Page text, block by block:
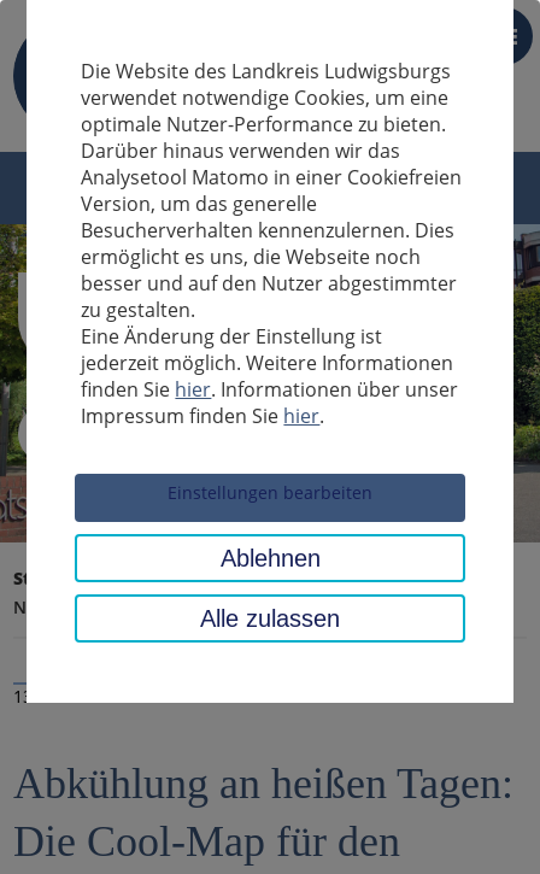
DE
Sucheingabe
Startseite Landratsamt, Landkreis
Aktuelles
Nachrichten
13.08.2025
Abkühlung an heißen Tagen:
Die Cool-Map für den
Die Website des Landkreis Ludwigsburgs
verwendet notwendige Cookies, um eine
optimale Nutzer-Performance zu bieten.
Darüber hinaus verwenden wir das
Analysetool Matomo in einer Cookiefreien
Version, um das generelle
Besucherverhalten kennenzulernen. Dies
ermöglicht es uns, die Webseite noch
besser und auf den Nutzer abgestimmter
zu gestalten.
Eine Änderung der Einstellung ist
jederzeit möglich. Weitere Informationen
finden Sie hier. Informationen über unser
Impressum finden Sie hier.
Einstellungen bearbeiten
Ablehnen
Alle zulassen